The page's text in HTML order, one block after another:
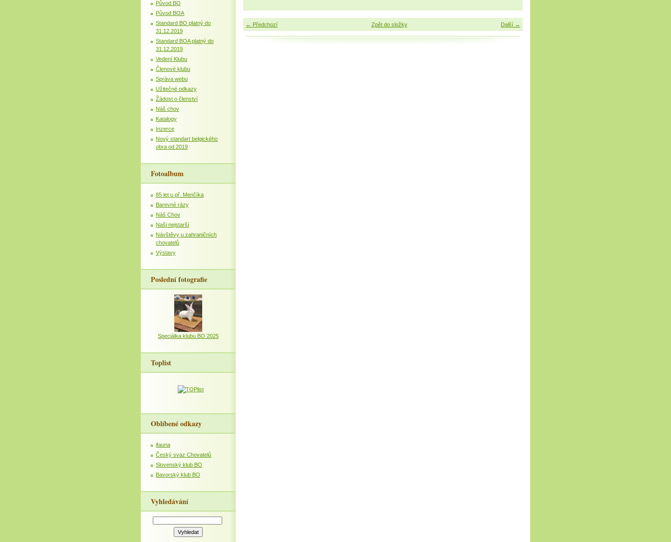
← Předchozí Další →
Zpět do složky
Původ BO
Původ BOA
Standard BO platný do
31.12.2019
Standard BOA platný do
31.12.2019
Vedení Klubu
Členové klubu
Správa webu
Užitečné odkazy
Žádost o členství
Náš chov
Katalogy
Inzerce
Nový standart belgického
obra od 2019
Fotoalbum
85 let u př. Menčíka
Barevné rázy
Náš Chov
Naši nejstarší
Návštěvy u zahraničních
chovatelů
Výstavy
Poslední fotografie
Speciálka klubu BO 2025
Toplist
Oblíbené odkazy
ifauna
Český svaz Chovatelů
Slovenský klub BO
Bavorský klub BO
Vyhledávání